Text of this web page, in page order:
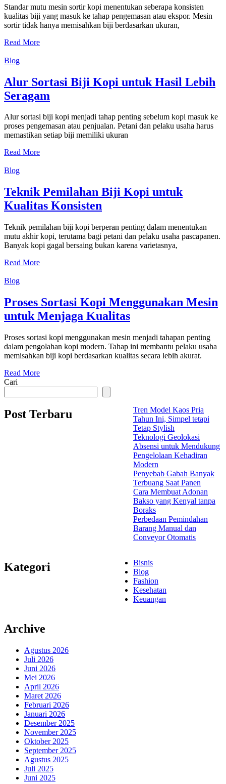
Standar mutu mesin sortir kopi menentukan seberapa konsisten
kualitas biji yang masuk ke tahap pengemasan atau ekspor. Mesin
sortir tidak hanya memisahkan biji berdasarkan ukuran,
Read More
Blog
Alur Sortasi Biji Kopi untuk Hasil Lebih
Seragam
Alur sortasi biji kopi menjadi tahap penting sebelum kopi masuk ke
proses pengemasan atau penjualan. Petani dan pelaku usaha harus
memastikan setiap biji memiliki ukuran
Read More
Blog
Teknik Pemilahan Biji Kopi untuk
Kualitas Konsisten
Teknik pemilahan biji kopi berperan penting dalam menentukan
mutu akhir kopi, terutama bagi petani dan pelaku usaha pascapanen.
Banyak kopi gagal bersaing bukan karena varietasnya,
Read More
Blog
Proses Sortasi Kopi Menggunakan Mesin
untuk Menjaga Kualitas
Proses sortasi kopi menggunakan mesin menjadi tahapan penting
dalam pengolahan kopi modern. Tahap ini membantu pelaku usaha
memisahkan biji kopi berdasarkan kualitas secara lebih akurat.
Read More
Cari
Post Terbaru
Tren Model Kaos Pria
Tahun Ini, Simpel tetapi
Tetap Stylish
Teknologi Geolokasi
Absensi untuk Mendukung
Pengelolaan Kehadiran
Modern
Penyebab Gabah Banyak
Terbuang Saat Panen
Cara Membuat Adonan
Bakso yang Kenyal tanpa
Boraks
Perbedaan Pemindahan
Barang Manual dan
Conveyor Otomatis
Kategori
Bisnis
Blog
Fashion
Kesehatan
Keuangan
Archive
Agustus 2026
Juli 2026
Juni 2026
Mei 2026
April 2026
Maret 2026
Februari 2026
Januari 2026
Desember 2025
November 2025
Oktober 2025
September 2025
Agustus 2025
Juli 2025
Juni 2025